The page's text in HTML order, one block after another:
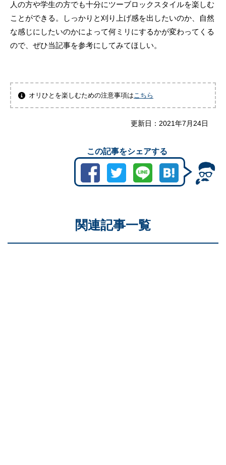
人の方や学生の方でも十分にツーブロックスタイルを楽しむ
ことができる。しっかりと刈り上げ感を出したいのか、自然
な感じにしたいのかによって何ミリにするかが変わってくる
ので、ぜひ当記事を参考にしてみてほしい。
オリひとを楽しむための注意事項は こちら
更新日： 2021年7月24日
この記事をシェアする
関連記事一覧